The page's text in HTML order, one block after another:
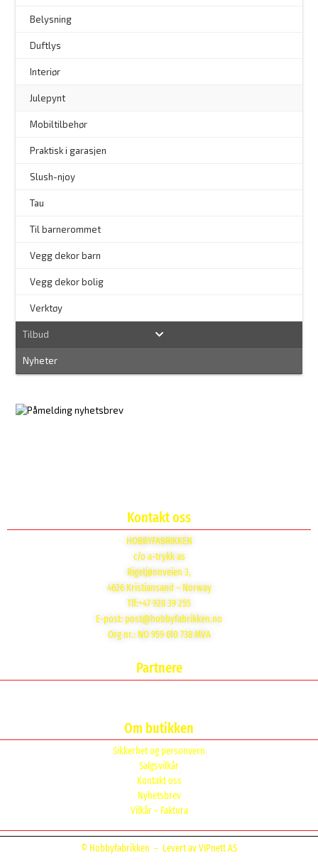
Belysning
Duftlys
Interiør
Julepynt
Mobiltilbehør
Praktisk i garasjen
Slush-njoy
Tau
Til barnerommet
Vegg dekor barn
Vegg dekor bolig
Verktøy
Tilbud
Nyheter
Kontakt oss
HOBBYFABRIKKEN
c/o a-trykk as
Rigetjønnveien 3,
4626 Kristiansand – Norway
Tlf:+47 928 39 255
E-post: post@hobbyfabrikken.no
Org nr.: NO 959 610 738 MVA
Partnere
Om butikken
Sikkerhet og personvern
Salgsvilkår
Kontakt oss
Nyhetsbrev
Vilkår – Faktura
© Hobbyfabrikken – Levert av VIPnett AS